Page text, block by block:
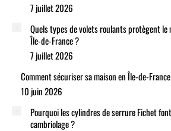
7 juillet 2026
Quels types de volets roulants protègent le
Île-de-France ?
7 juillet 2026
Comment sécuriser sa maison en Île-de-
10 juin 2026
Pourquoi les cylindres de serrure Fichet
cambriolage ?